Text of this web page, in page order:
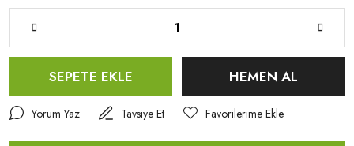
SEPETE EKLE HEMEN AL
Yorum Yaz Tavsiye Et